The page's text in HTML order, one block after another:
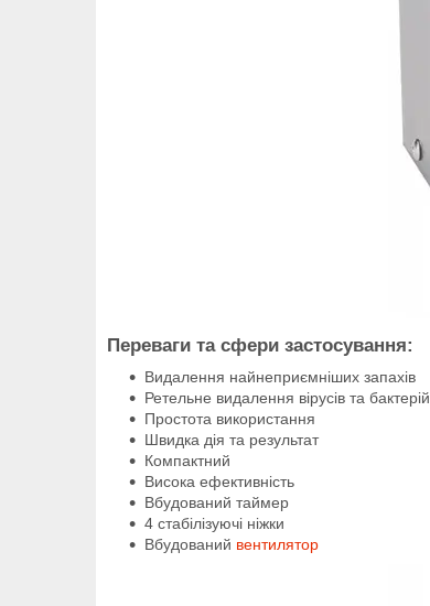
Переваги та сфери застосування:
Видалення найнеприємніших запахів
Ретельне видалення вірусів та бактерій
Простота використання
Швидка дія та результат
Компактний
Висока ефективність
Вбудований таймер
4 стабілізуючі ніжки
Вбудований вентилятор